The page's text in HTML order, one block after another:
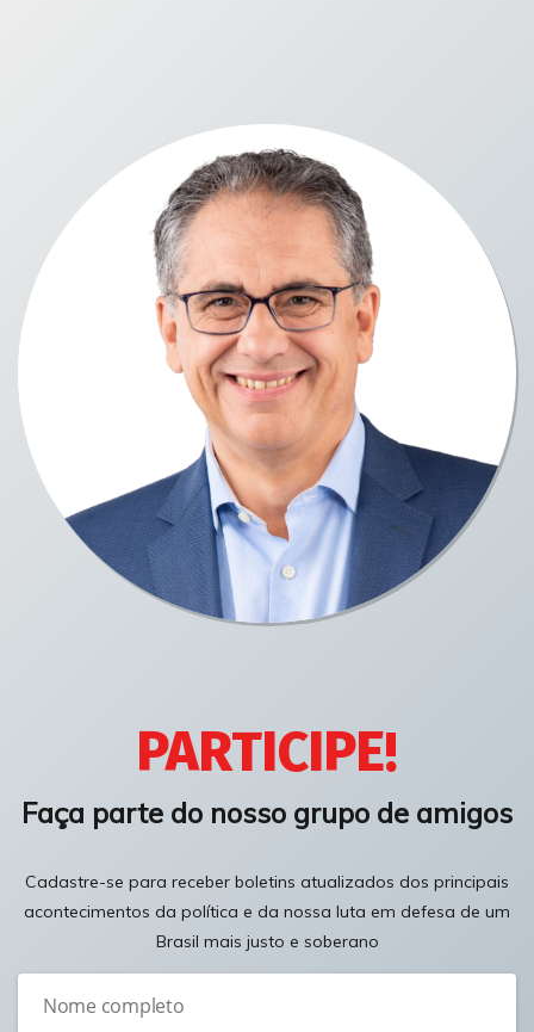
PARTICIPE!
Faça parte do nosso grupo de amigos
Cadastre-se para receber boletins atualizados dos principais
acontecimentos da política e da nossa luta em defesa de um
Brasil mais justo e soberano